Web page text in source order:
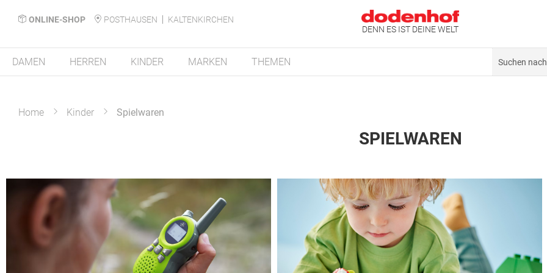
ONLINE-SHOP POSTHAUSEN
KALTENKIRCHEN
DENN ES IST DEINE WELT
DAMEN HERREN KINDER MARKEN THEMEN
Home Kinder Spielwaren
SPIELWAREN